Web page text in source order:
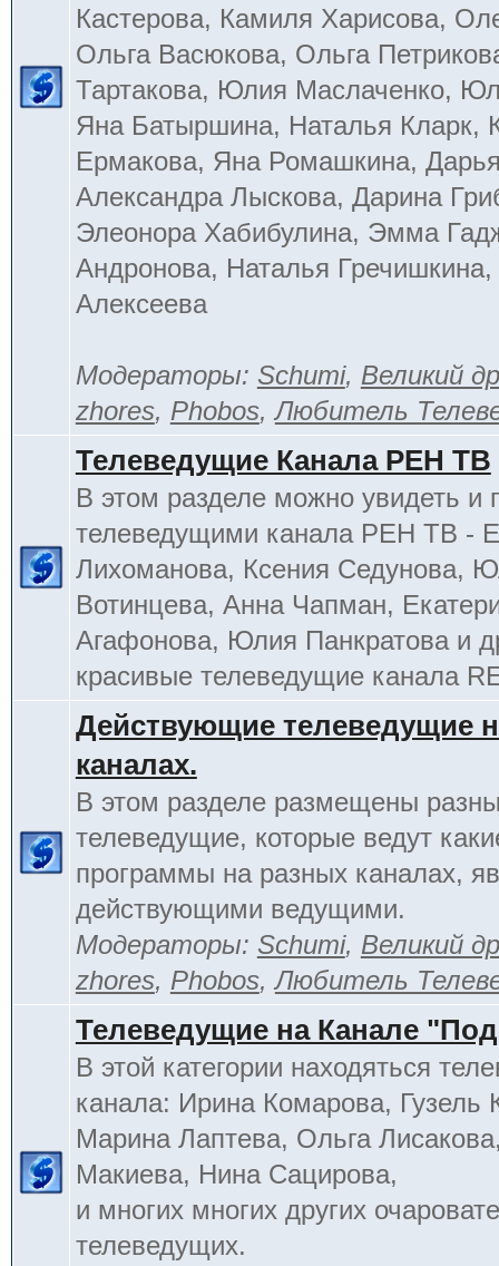
Кастерова, Камиля Харисова,
Ольга Васюкова, Ольга
Тартакова, Юлия Маслаченко,
Яна Батыршина, Наталья Кларк,
Ермакова, Яна Ромашкина,
Александра Лыскова, Дарина
Элеонора Хабибулина, Эмма
Андронова, Наталья
Алексеева
Модераторы: Schumi, Великий
zhores, Phobos,Любитель
Телеведущие Канала РЕН ТВ
В этом разделе можно увидеть и
телеведущими канала РЕН ТВ -
Лихоманова, Ксения Седунова,
Вотинцева, Анна Чапман,
Агафонова, Юлия Панкратова и
красивые телеведущие канала
Действующие телеведущие
каналах.
В этом разделе размещены
телеведущие, которые ведут
программы на разных каналах,
действующими ведущими.
Модераторы: Schumi, Великий
zhores, Phobos,Любитель
Телеведущие на Канале
В этой категории находяться
канала: Ирина Комарова, Гузель
Марина Лаптева, Ольга
Макиева, Нина Сацирова,
и многих многих других
телеведущих.